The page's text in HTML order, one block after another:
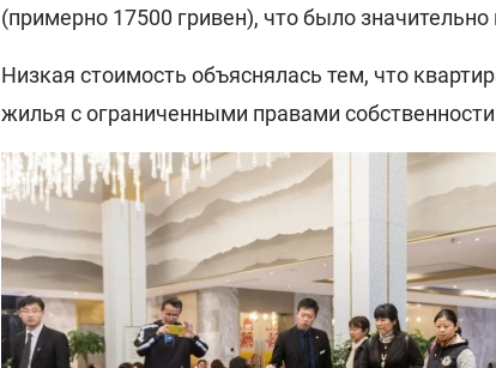
(примерно 17500 гривен), что было
Низкая стоимость объяснялась тем, что
жилья с ограниченными правами